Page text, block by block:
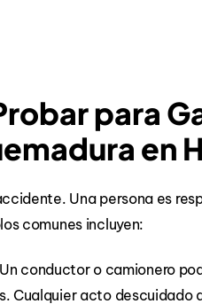
para
en
Una persona es
comunes incluyen:
conductor o camionero
Cualquier acto descuidado